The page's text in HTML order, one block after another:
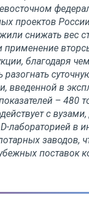
проектов
снижать вес
применение
благодаря
введенной в
– 480
с
лабораторией в
заводов,
поставок